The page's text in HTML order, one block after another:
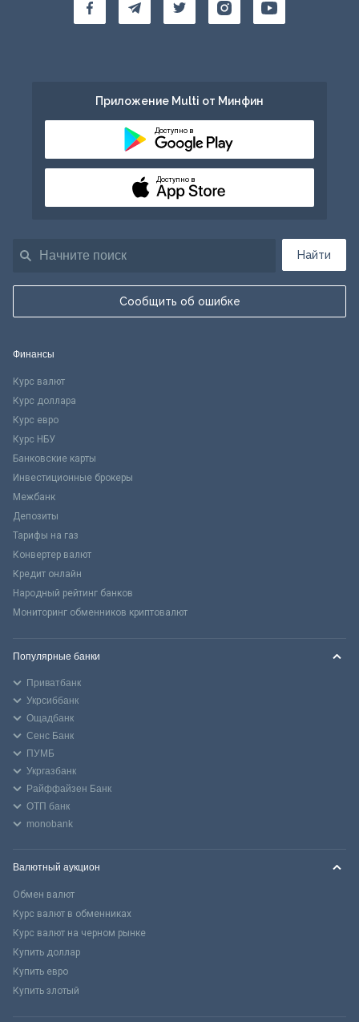
Найти
Сообщить об ошибке
Приложение Multi от Минфин
Доступно в
Доступно в
Финансы
Курс валют
Курс доллара
Курс евро
Курс НБУ
Банковские карты
Инвестиционные брокеры
Межбанк
Депозиты
Тарифы на газ
Конвертер валют
Кредит онлайн
Народный рейтинг банков
Мониторинг обменников криптовалют
Популярные банки
Приватбанк
Укрсиббанк
Ощадбанк
Сенс Банк
ПУМБ
Укргазбанк
Райффайзен Банк
ОТП банк
monobank
Валютный аукцион
Обмен валют
Курс валют в обменниках
Курс валют на черном рынке
Купить доллар
Купить евро
Купить злотый